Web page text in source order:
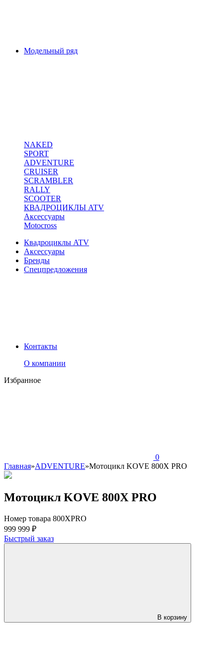
Модельный ряд
NAKED
SPORT
ADVENTURE
CRUISER
SCRAMBLER
RALLY
SCOOTER
КВАДРОЦИКЛЫ ATV
Аксессуары
Motocross
Квадроциклы ATV
Аксессуары
Бренды
Спецпредложения
Контакты
О компании
Избранное
0
Главная»ADVENTURE»Мотоцикл KOVE 800X PRO
Мотоцикл KOVE 800X PRO
Номер товара 800XPRO
999 999 ₽
Быстрый заказ
В корзину